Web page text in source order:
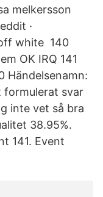
melkersson
·
white 140
OK IRQ 141
Händelsenamn:
svar
inte vet så bra
38.95%.
141. Event